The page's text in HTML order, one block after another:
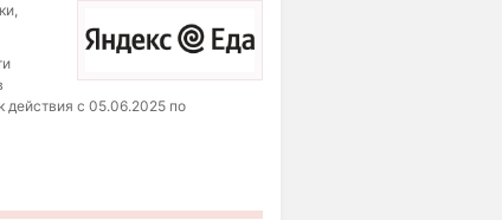
с 05.06.2025 по